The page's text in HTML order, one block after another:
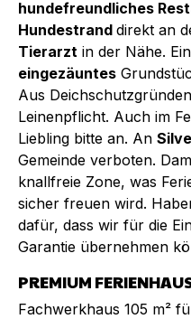
hundefreundliches
Hundestrand direkt an
Tierarzt in der Nähe.
eingezäuntes
Aus
Leinenpflicht. Auch im
Liebling bitte an. An
Gemeinde verboten.
knallfreie Zone, was
sicher freuen wird.
dafür, dass wir für die
Garantie übernehmen
PREMIUM
Fachwerkhaus 105 m²